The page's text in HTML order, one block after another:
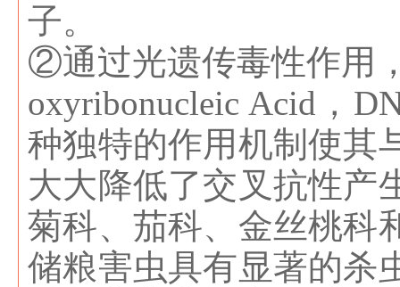
子。
②通过光遗传毒性作用
oxyribonucleic Acid，
种独特的作用机制使其
大大降低了交叉抗性产
菊科、茄科、金丝桃科
储粮害虫具有显著的杀